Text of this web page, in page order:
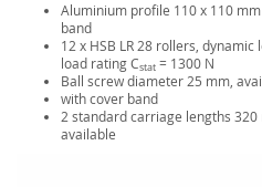
Aluminium profile 110 x 110
band
12 x HSB LR 28 rollers, dynamic
load rating Cstat = 1300 N
Ball screw diameter 25 mm,
with cover band
2 standard carriage lengths
available